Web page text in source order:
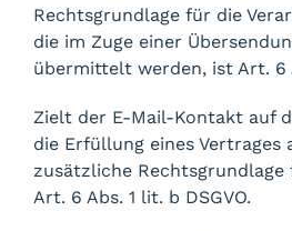
Rechtsgrundlage für die
die im Zuge einer
übermittelt werden, ist Art. 6
Zielt der E-Mail-Kontakt auf
die Erfüllung eines Vertrages
zusätzliche
Art. 6 Abs. 1 lit. b DSGVO.